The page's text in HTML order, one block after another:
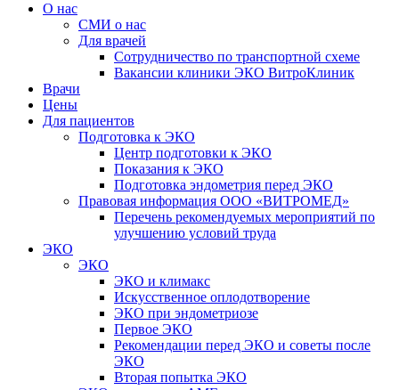
О нас
СМИ о нас
Для врачей
Сотрудничество по транспортной схеме
Вакансии клиники ЭКО ВитроКлиник
Врачи
Цены
Для пациентов
Подготовка к ЭКО
Центр подготовки к ЭКО
Показания к ЭКО
Подготовка эндометрия перед ЭКО
Правовая информация ООО «ВИТРОМЕД»
Перечень рекомендуемых мероприятий по
улучшению условий труда
ЭКО
ЭКО
ЭКО и климакс
Искусственное оплодотворение
ЭКО при эндометриозе
Первое ЭКО
Рекомендации перед ЭКО и советы после
ЭКО
Вторая попытка ЭКО